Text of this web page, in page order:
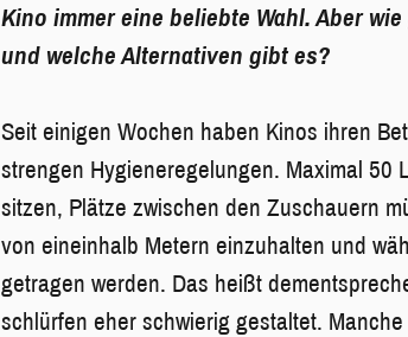
Kino immer eine beliebte Wahl. Aber
und welche Alternativen gibt es?
Seit einigen Wochen haben Kinos ihren
strengen Hygieneregelungen. Maximal 50
sitzen, Plätze zwischen den Zuschauern
von eineinhalb Metern einzuhalten und
getragen werden. Das heißt
schlürfen eher schwierig gestaltet.